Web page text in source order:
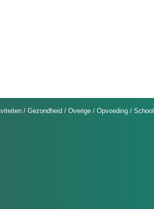
/ Gezondheid/ Overige/ Opvoeding/ School